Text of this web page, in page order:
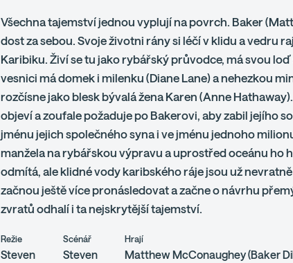
Všechna tajemství jednou vyplují na povrch. Baker
dost za sebou. Svoje životni rány si léčí v klidu a vedru
Karibiku. Živí se tu jako rybářský průvodce, má svou
vesnici má domek i milenku (Diane Lane) a nehezkou
rozčísne jako blesk bývalá žena Karen (Anne
objeví a zoufale požaduje po Bakerovi, aby zabil jejího
jménu jejich společného syna i ve jménu jednoho
manžela na rybářskou výpravu a uprostřed oceánu ho
odmítá, ale klidné vody karibského ráje jsou už
začnou ještě více pronásledovat a začne o návrhu
zvratů odhalí i ta nejskrytější tajemství.
Režie
Steven
Scénář
Steven
Hrají
Matthew McConaughey (Baker